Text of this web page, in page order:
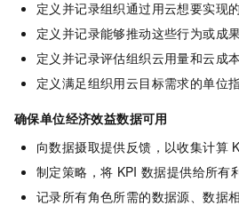
定义并记录组织通过用云想要实现的
定义并记录能够推动这些行为或成果
定义并记录评估组织云用量和云成
定义满足组织用云目标需求的单位
确保单位经济效益数据可用
向数据摄取提供反馈，以收集计算
制定策略，将 KPI 数据提供给所有
记录所有角色所需的数据源、数据